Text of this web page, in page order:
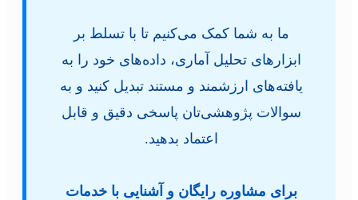
ما به شما کمک می‌کنیم تا با تسلط بر
ابزارهای تحلیل آماری، داده‌های خود را به
یافته‌های ارزشمند و مستند تبدیل کنید و به
سوالات پژوهشی‌تان پاسخی دقیق و قابل
اعتماد بدهید.
برای مشاوره رایگان و آشنایی با خدمات